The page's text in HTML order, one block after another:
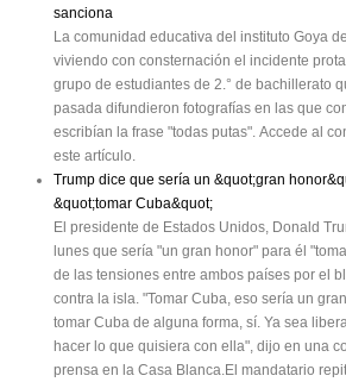
sanciona
La comunidad educativa del instituto Goya
viviendo con consternación el incidente
grupo de estudiantes de 2.° de bachillerato
pasada difundieron fotografías en las que
escribían la frase "todas putas". Accede al
este artículo.
Trump dice que sería un &quot;gran
&quot;tomar Cuba&quot;
El presidente de Estados Unidos, Donald
lunes que sería "un gran honor" para él
de las tensiones entre ambos países por el
contra la isla. "Tomar Cuba, eso sería un
tomar Cuba de alguna forma, sí. Ya sea
hacer lo que quisiera con ella", dijo en una
prensa en la Casa Blanca.El mandatario